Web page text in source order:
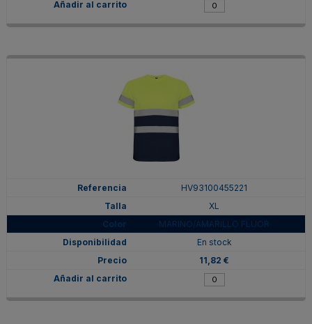
HV93100455221
XL
MARINO/AMARILLO FLUOR
En stock
11,82 €